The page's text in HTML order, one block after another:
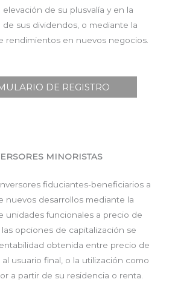
elevación de su plusvalía y en la
de sus dividendos, o mediante la
rendimientos en nuevos negocios.
DE REGISTRO
MINORISTAS
fiduciantes-beneficiarios a
nuevos desarrollos mediante la
unidades funcionales a precio de
opciones de capitalización se
obtenida entre precio de
usuario final, o la utilización como
a partir de su residencia o renta.